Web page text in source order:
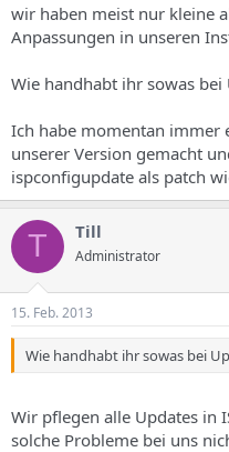
s
T
e
a
s
d
a
u
wir haben meist nur kleine
Anpassungen in unseren
Wie handhabt ihr sowas bei
Ich habe momentan immer
unserer Version gemacht
ispconfigupdate als patch
T Till
Administrator
15. Feb. 2013
Wie handhabt ihr sowas bei
Wir pflegen alle Updates in
solche Probleme bei uns